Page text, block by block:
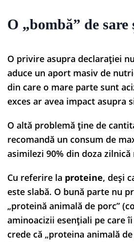
O „bombă” de
O privire asupra declarației
aduce un aport masiv de
din care o mare parte sunt
exces ar avea impact asupra
O altă problemă ține de
recomandă un consum de
asimilezi 90% din doza
Cu referire la proteine, deși
este slabă. O bună parte nu
„proteină animală de porc”
aminoacizii esențiali pe care
crede că „proteina animală